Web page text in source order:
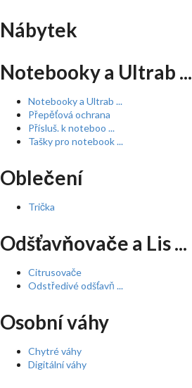
Nábytek
Notebooky a Ultrab ...
Notebooky a Ultrab ...
Přepěťová ochrana
Přísluš. k noteboo ...
Tašky pro notebook ...
Oblečení
Trička
Odšťavňovače a Lis ...
Citrusovače
Odstředivé odšťavň ...
Osobní váhy
Chytré váhy
Digitální váhy